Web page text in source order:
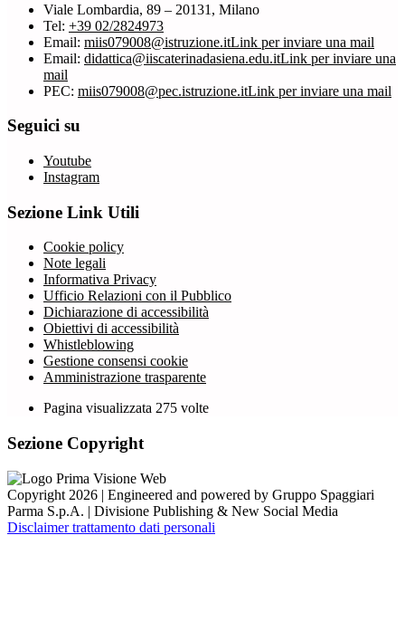
Viale Lombardia, 89 – 20131, Milano
Tel: +39 02/2824973
Email: miis079008@istruzione.itLink per inviare una mail
Email: didattica@iiscaterinadasiena.edu.itLink per inviare una
mail
PEC: miis079008@pec.istruzione.itLink per inviare una mail
Seguici su
Youtube
Instagram
Sezione Link Utili
Cookie policy
Note legali
Informativa Privacy
Ufficio Relazioni con il Pubblico
Dichiarazione di accessibilità
Obiettivi di accessibilità
Whistleblowing
Gestione consensi cookie
Amministrazione trasparente
Pagina visualizzata 275 volte
Sezione Copyright
Copyright 2026 | Engineered and powered by Gruppo Spaggiari
Parma S.p.A. | Divisione Publishing & New Social Media
Disclaimer trattamento dati personali